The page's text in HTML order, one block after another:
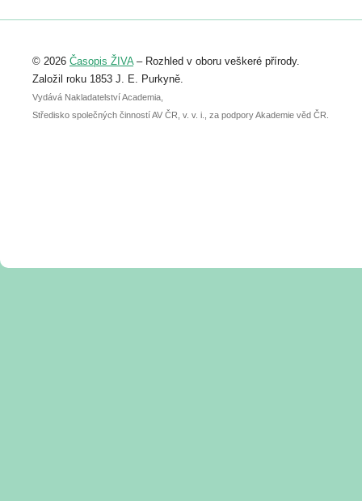
Registrovat se můžete do 6. září.
abstraktu přihlášené přednášky nebo
posteru je už 30. června.
© 2026 Časopis ŽIVA– Rozhled v oboru veškeré přírody.
Založil roku 1853 J. E. Purkyně.
Vydává Nakladatelství Academia,
Středisko společných činností AV ČR, v. v. i., za podpory Akademie věd ČR.